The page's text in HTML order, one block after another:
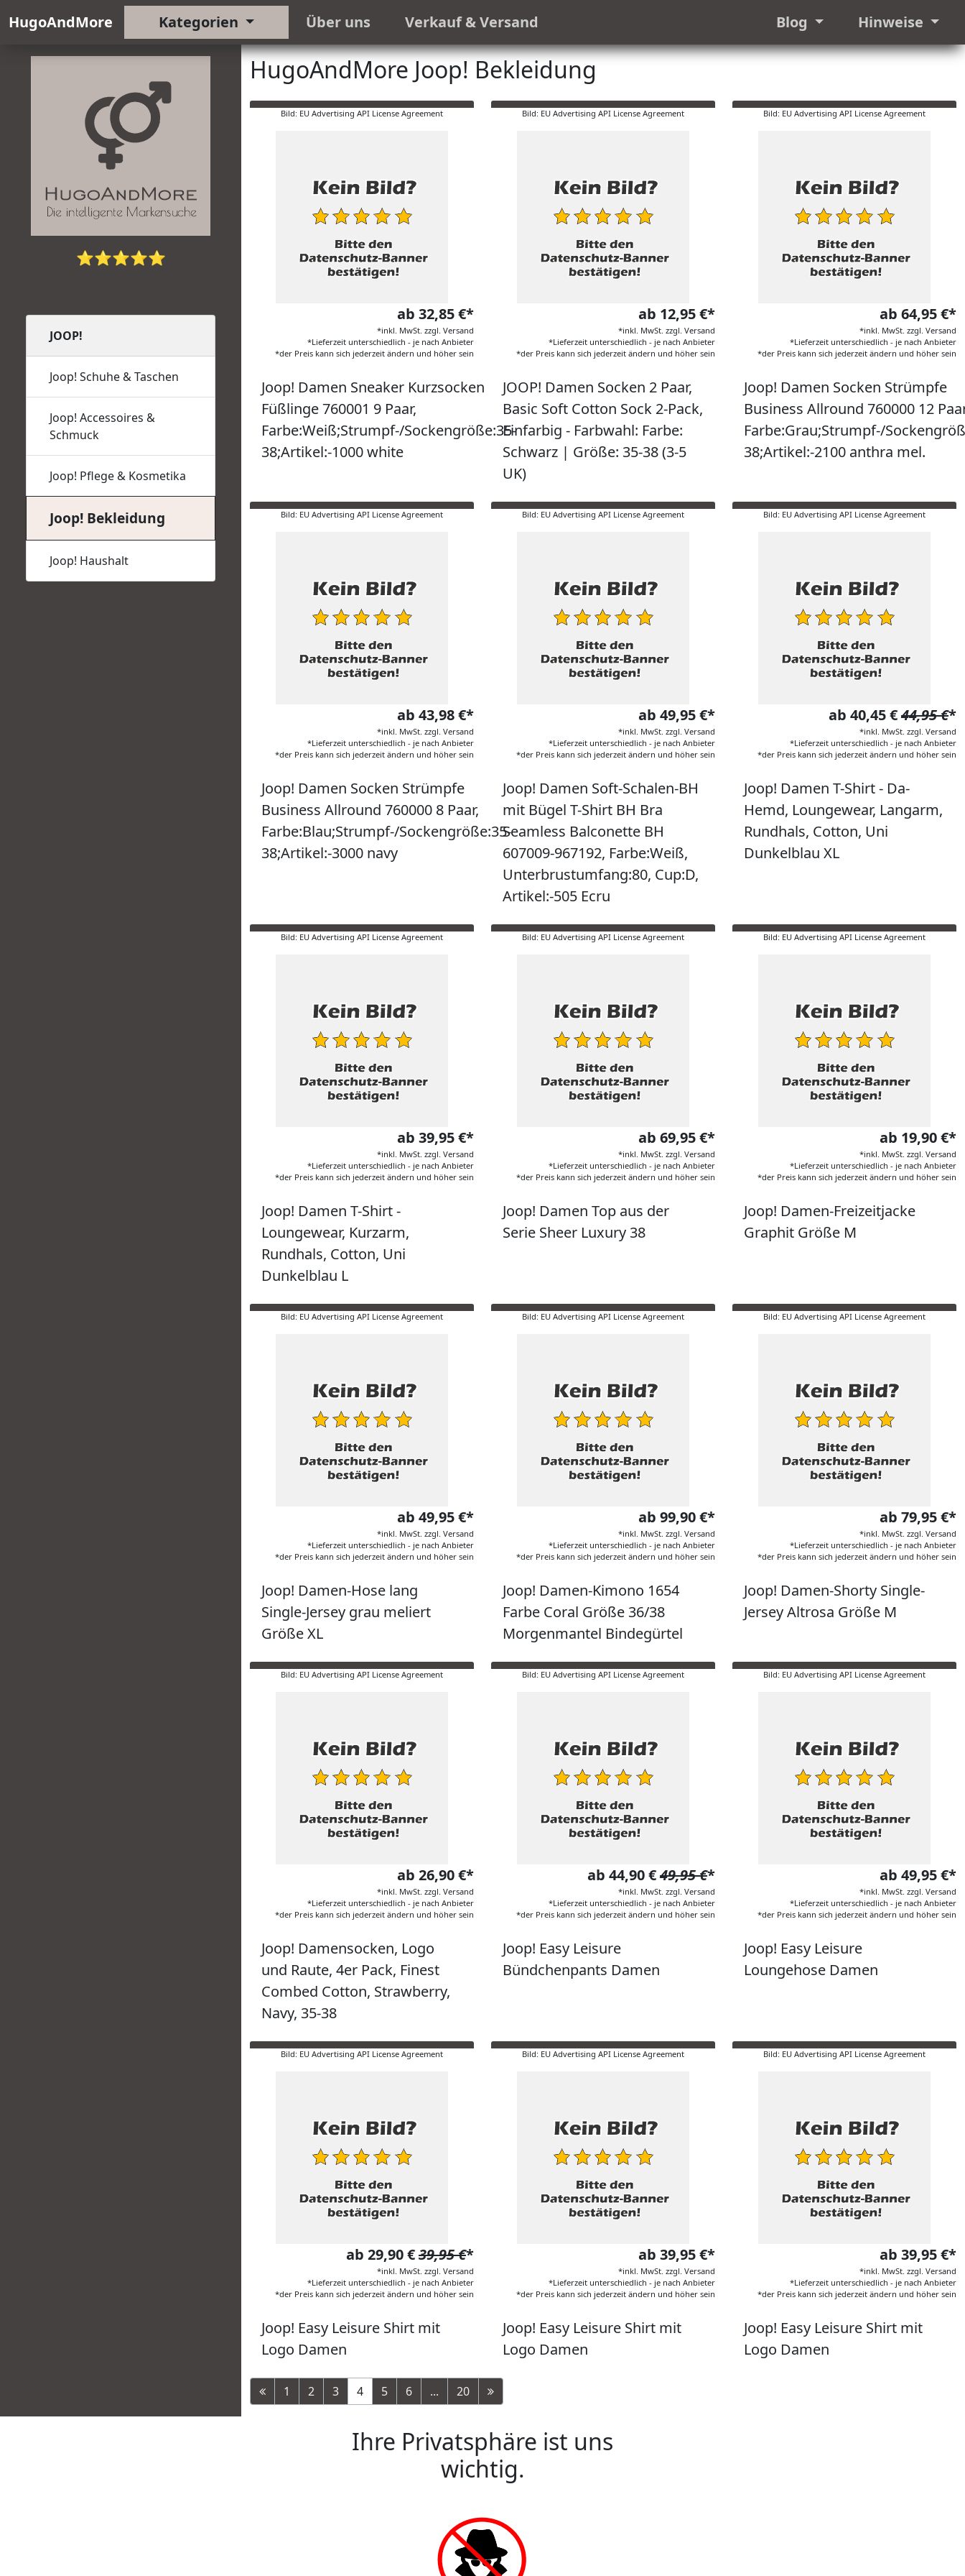
HugoAndMore Kategorien Über uns Verkauf & Versand Blog Hinweise
⭐⭐⭐⭐⭐
JOOP!
Joop! Schuhe & Taschen
Joop! Accessoires &
Schmuck
Joop! Pflege & Kosmetika
Joop! Bekleidung
Joop! Haushalt
HugoAndMore Joop! Bekleidung
Bild: EU Advertising API License Agreement
ab 32,85 €*
*inkl. MwSt. zzgl. Versand
*Lieferzeit unterschiedlich - je nach Anbieter
*der Preis kann sich jederzeit ändern und höher sein
Joop! Damen Sneaker Kurzsocken
Füßlinge 760001 9 Paar,
Farbe:Weiß;Strumpf-/Sockengröße:35-
38;Artikel:-1000 white
Bild: EU Advertising API License Agreement
ab 12,95 €*
*inkl. MwSt. zzgl. Versand
*Lieferzeit unterschiedlich - je nach Anbieter
*der Preis kann sich jederzeit ändern und höher sein
JOOP! Damen Socken 2 Paar,
Basic Soft Cotton Sock 2-Pack,
Einfarbig - Farbwahl: Farbe:
Schwarz | Größe: 35-38 (3-5
UK)
Bild: EU Advertising API License Agreement
ab 64,95 €*
*inkl. MwSt. zzgl. Versand
*Lieferzeit unterschiedlich - je nach Anbieter
*der Preis kann sich jederzeit ändern und höher sein
Joop! Damen Socken Strümpfe
Business Allround 760000 12
Farbe:Grau;Strumpf-/
38;Artikel:-2100 anthra mel.
Bild: EU Advertising API License Agreement
ab 43,98 €*
*inkl. MwSt. zzgl. Versand
*Lieferzeit unterschiedlich - je nach Anbieter
*der Preis kann sich jederzeit ändern und höher sein
Joop! Damen Socken Strümpfe
Business Allround 760000 8 Paar,
Farbe:Blau;Strumpf-/Sockengröße:35-
38;Artikel:-3000 navy
Bild: EU Advertising API License Agreement
ab 49,95 €*
*inkl. MwSt. zzgl. Versand
*Lieferzeit unterschiedlich - je nach Anbieter
*der Preis kann sich jederzeit ändern und höher sein
Joop! Damen Soft-Schalen-BH
mit Bügel T-Shirt BH Bra
Seamless Balconette BH
607009-967192, Farbe:Weiß,
Unterbrustumfang:80, Cup:D,
Artikel:-505 Ecru
Bild: EU Advertising API License Agreement
ab 40,45 €44,95 €*
*inkl. MwSt. zzgl. Versand
*Lieferzeit unterschiedlich - je nach Anbieter
*der Preis kann sich jederzeit ändern und höher sein
Joop! Damen T-Shirt - Da-
Hemd, Loungewear, Langarm,
Rundhals, Cotton, Uni
Dunkelblau XL
Bild: EU Advertising API License Agreement
ab 39,95 €*
*inkl. MwSt. zzgl. Versand
*Lieferzeit unterschiedlich - je nach Anbieter
*der Preis kann sich jederzeit ändern und höher sein
Joop! Damen T-Shirt -
Loungewear, Kurzarm,
Rundhals, Cotton, Uni
Dunkelblau L
Bild: EU Advertising API License Agreement
ab 69,95 €*
*inkl. MwSt. zzgl. Versand
*Lieferzeit unterschiedlich - je nach Anbieter
*der Preis kann sich jederzeit ändern und höher sein
Joop! Damen Top aus der
Serie Sheer Luxury 38
Bild: EU Advertising API License Agreement
ab 19,90 €*
*inkl. MwSt. zzgl. Versand
*Lieferzeit unterschiedlich - je nach Anbieter
*der Preis kann sich jederzeit ändern und höher sein
Joop! Damen-Freizeitjacke
Graphit Größe M
Bild: EU Advertising API License Agreement
ab 49,95 €*
*inkl. MwSt. zzgl. Versand
*Lieferzeit unterschiedlich - je nach Anbieter
*der Preis kann sich jederzeit ändern und höher sein
Joop! Damen-Hose lang
Single-Jersey grau meliert
Größe XL
Bild: EU Advertising API License Agreement
ab 99,90 €*
*inkl. MwSt. zzgl. Versand
*Lieferzeit unterschiedlich - je nach Anbieter
*der Preis kann sich jederzeit ändern und höher sein
Joop! Damen-Kimono 1654
Farbe Coral Größe 36/38
Morgenmantel Bindegürtel
Bild: EU Advertising API License Agreement
ab 79,95 €*
*inkl. MwSt. zzgl. Versand
*Lieferzeit unterschiedlich - je nach Anbieter
*der Preis kann sich jederzeit ändern und höher sein
Joop! Damen-Shorty Single-
Jersey Altrosa Größe M
Bild: EU Advertising API License Agreement
ab 26,90 €*
*inkl. MwSt. zzgl. Versand
*Lieferzeit unterschiedlich - je nach Anbieter
*der Preis kann sich jederzeit ändern und höher sein
Joop! Damensocken, Logo
und Raute, 4er Pack, Finest
Combed Cotton, Strawberry,
Navy, 35-38
Bild: EU Advertising API License Agreement
ab 44,90 €49,95 €*
*inkl. MwSt. zzgl. Versand
*Lieferzeit unterschiedlich - je nach Anbieter
*der Preis kann sich jederzeit ändern und höher sein
Joop! Easy Leisure
Bündchenpants Damen
Bild: EU Advertising API License Agreement
ab 49,95 €*
*inkl. MwSt. zzgl. Versand
*Lieferzeit unterschiedlich - je nach Anbieter
*der Preis kann sich jederzeit ändern und höher sein
Joop! Easy Leisure
Loungehose Damen
Bild: EU Advertising API License Agreement
ab 29,90 €39,95 €*
*inkl. MwSt. zzgl. Versand
*Lieferzeit unterschiedlich - je nach Anbieter
*der Preis kann sich jederzeit ändern und höher sein
Joop! Easy Leisure Shirt mit
Logo Damen
Bild: EU Advertising API License Agreement
ab 39,95 €*
*inkl. MwSt. zzgl. Versand
*Lieferzeit unterschiedlich - je nach Anbieter
*der Preis kann sich jederzeit ändern und höher sein
Joop! Easy Leisure Shirt mit
Logo Damen
Bild: EU Advertising API License Agreement
ab 39,95 €*
*inkl. MwSt. zzgl. Versand
*Lieferzeit unterschiedlich - je nach Anbieter
*der Preis kann sich jederzeit ändern und höher sein
Joop! Easy Leisure Shirt mit
Logo Damen
1 2 3 4 5 6 ... 20
Ihre Privatsphäre ist uns
wichtig.